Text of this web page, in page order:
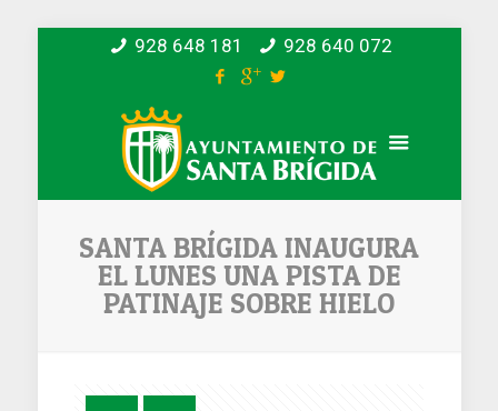
928 648 181 928 640 072
SANTA BRÍGIDA INAUGURA
EL LUNES UNA PISTA DE
PATINAJE SOBRE HIELO